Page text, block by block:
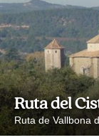
Ruta del
Ruta de Vallbona